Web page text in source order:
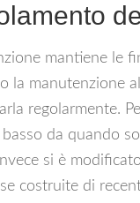
mantiene le
la manutenzione
regolarmente.
da quando
si è
costruite di